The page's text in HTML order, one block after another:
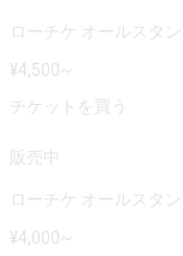
ローチケ オールスタ
¥4,500~
チケットを買う
販売中
ローチケ オールスタ
¥4,000~